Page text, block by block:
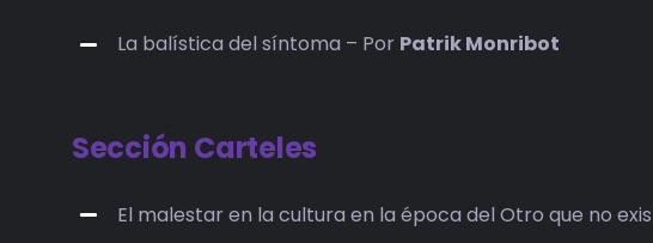
La balística del síntoma – Por Patrik Monribot
Sección Carteles
El malestar en la cultura en la época del Otro que no